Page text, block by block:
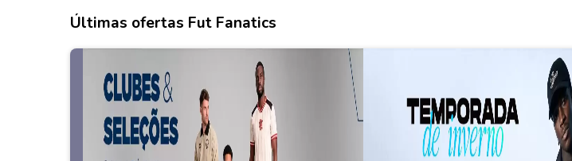
Últimas ofertas Fut Fanatics